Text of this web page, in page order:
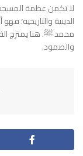
لا تكمن عظمة
الدينية والتاريخية؛
محمد ﷺ. هنا يمتزج
والصمود.